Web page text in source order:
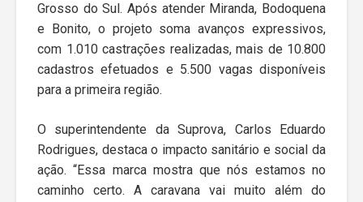
Grosso do Sul. Após atender Miranda, Bodoquena
e Bonito, o projeto soma avanços expressivos,
com 1.010 castrações realizadas, mais de 10.800
cadastros efetuados e 5.500 vagas disponíveis
para a primeira região.
O superintendente da Suprova, Carlos Eduardo
Rodrigues, destaca o impacto sanitário e social da
ação. “Essa marca mostra que nós estamos no
caminho certo. A caravana vai muito além do